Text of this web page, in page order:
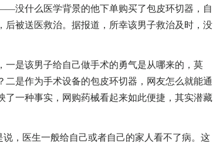
什么医学背景的他下单购买了包皮环切器，自
后被送医救治。据报道，所幸该男子救治及时，没
是该男子给自己做手术的勇气是从哪来的，莫
是作为手术设备的包皮环切器，网友怎么就能通
了一种事实，网购药械看起来如此便捷，其实潜藏
，医生一般给自己或者自己的家人看不了病。这